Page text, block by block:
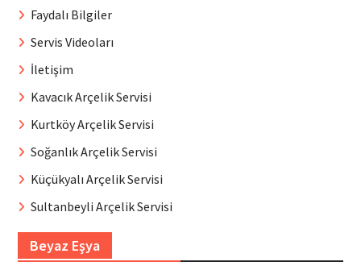
Faydalı Bilgiler
Servis Videoları
İletişim
Kavacık Arçelik Servisi
Kurtköy Arçelik Servisi
Soğanlık Arçelik Servisi
Küçükyalı Arçelik Servisi
Sultanbeyli Arçelik Servisi
Beyaz Eşya